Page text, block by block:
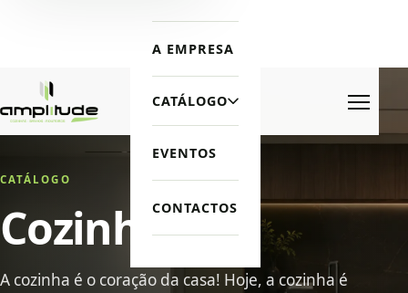
A EMPRESA
CATÁLOGO
EVENTOS
CONTACTOS
CATÁLOGO
Cozinhas
A cozinha é o coração da casa! Hoje, a cozinha é